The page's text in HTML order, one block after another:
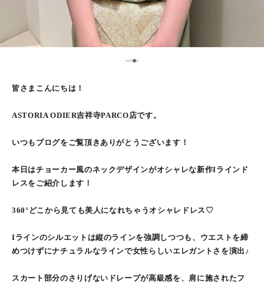
1234
皆さまこんにちは！
ASTORIA ODIER吉祥寺PARCO店です。
いつもブログをご覧頂きありがとうございます！
本日はチョーカー風のネックデザインがオシャレな新作Iラインド
レスをご紹介します！
360°どこから見ても美人になれちゃうオシャレドレス♡
Iラインのシルエットは縦のラインを強調しつつも、ウエストを締
めつけずにナチュラルなラインで女性らしいエレガントさを演出♪
スカート部分のさりげないドレープが高級感を、肩に施されたフ